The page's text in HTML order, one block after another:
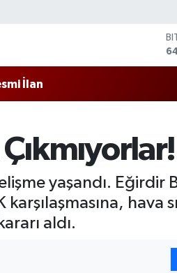
İlan
yaşandı.
hava
aldı.